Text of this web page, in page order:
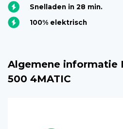
Snelladen in 28 min.
100% elektrisch
Algemene informatie
500 4MATIC